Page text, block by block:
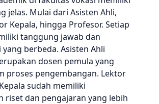
jelas. Mulai dari Asisten Ahli,
Kepala, hingga Profesor. Setiap
tanggung jawab dan
berbeda. Asisten Ahli
dosen pemula yang
proses pengembangan. Lektor
sudah memiliki
riset dan pengajaran yang lebih